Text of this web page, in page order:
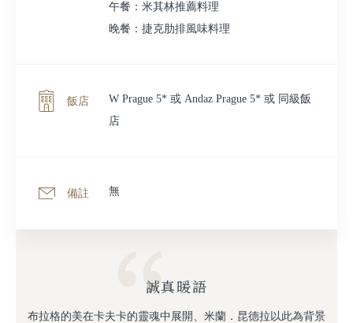
午餐：米其林推薦料理
晚餐：捷克肋排風味料理
飯店
W Prague 5* 或 Andaz Prague 5* 或 同級飯
店
備註 無
誠真暖語
布拉格的美在卡夫卡的靈魂中展開、⽶蘭．昆德拉以此為背景